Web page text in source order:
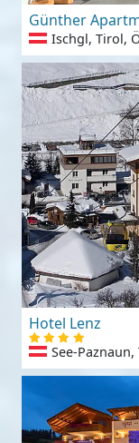
Günther
Ischgl, Tirol,
Hotel Lenz
See-